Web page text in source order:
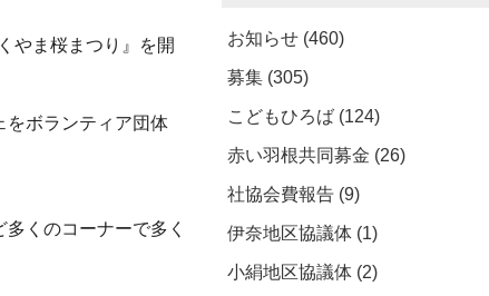
やま桜まつり』を開
をボランティア団体
くのコーナーで多く
お知らせ (460)
募集 (305)
こどもひろば (124)
赤い羽根共同募金 (26)
社協会費報告 (9)
伊奈地区協議体 (1)
小絹地区協議体 (2)